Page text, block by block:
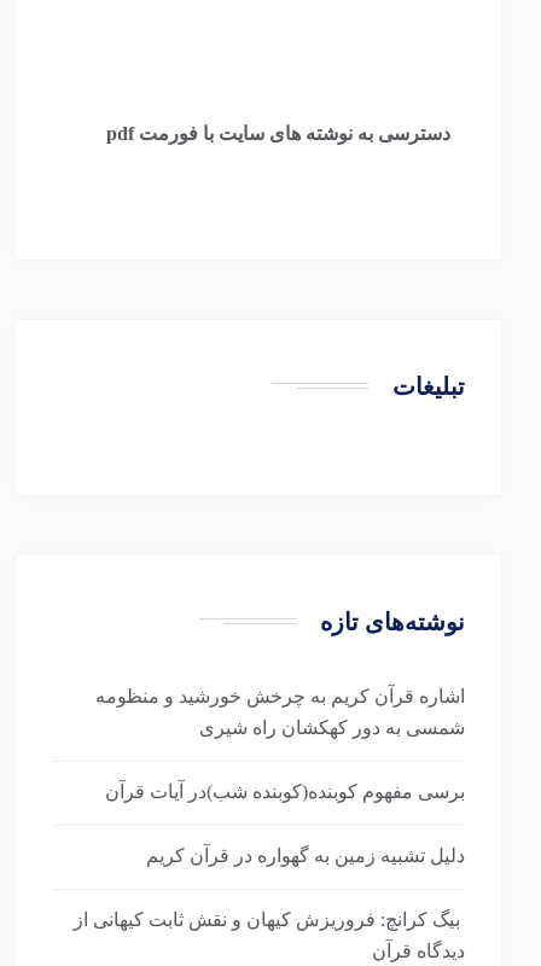
دسترسی به نوشته های سایت با فورمت pdf
تبلیغات
نوشته‌های تازه
اشاره قرآن کریم به چرخش خورشید و منظومه
شمسی به دور کهکشان راه شیری
برسی مفهوم کوبنده(کوبنده شب)در آیات قرآن
دلیل تشبیه زمین به گهواره در قرآن کریم
بیگ کرانچ: فروریزش کیهان و نقش ثابت کیهانی از
دیدگاه قرآن